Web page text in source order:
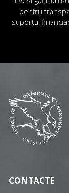
pentru
suportul
CONTACTE